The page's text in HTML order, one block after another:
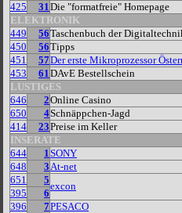
425
31Die "formatfreie" Homepage
ELEKTRONIK
449
56Taschenbuch der
450
56Tipps
451
57Der erste Mikroprozessor
453
61DAvE Bestellschein
LUSTIGES
646
2Online Casino
650
4Schnäppchen-Jagd
414
23Preise im Keller
INSERATE
644
1SONY
648
3At-net
651
5
excon
395
6
396
7PESACO